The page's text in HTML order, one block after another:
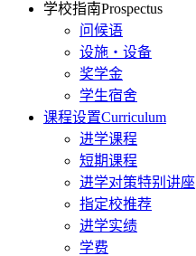
学校指南Prospectus
问候语
设施・设备
奖学金
学生宿舍
课程设置Curriculum
进学课程
短期课程
进学对策特别讲座
指定校推荐
进学实绩
学费